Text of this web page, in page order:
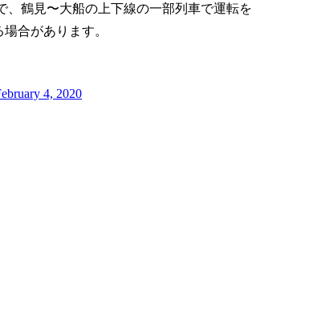
、鶴見〜大船の上下線の一部列車で運転を
合があります。
4, 2020